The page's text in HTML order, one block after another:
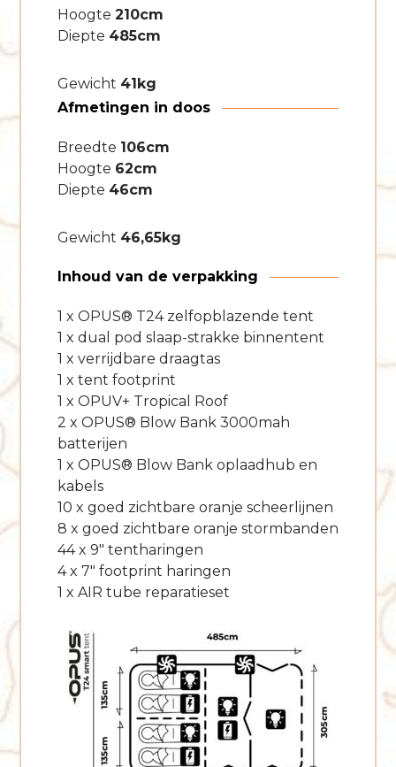
Hoogte 210cm
Diepte 485cm
Gewicht 41kg
Afmetingen in doos
Breedte 106cm
Hoogte 62cm
Diepte 46cm
Gewicht 46,65kg
Inhoud van de verpakking
1 x OPUS® T24 zelfopblazende tent
1 x dual pod slaap-strakke binnentent
1 x verrijdbare draagtas
1 x tent footprint
1 x OPUV+ Tropical Roof
2 x OPUS® Blow Bank 3000mah
batterijen
1 x OPUS® Blow Bank oplaadhub en
kabels
10 x goed zichtbare oranje scheerlijnen
8 x goed zichtbare oranje stormbanden
44 x 9″ tentharingen
4 x 7″ footprint haringen
1 x AIR tube reparatieset